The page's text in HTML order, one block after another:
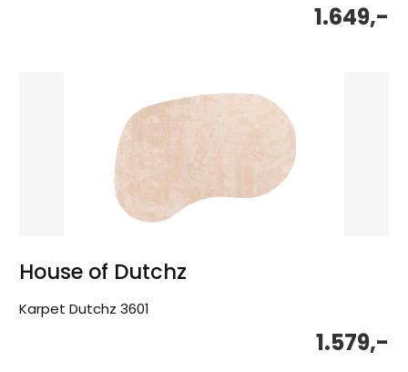
1.649,-
House of Dutchz
Karpet Dutchz 3601
1.579,-